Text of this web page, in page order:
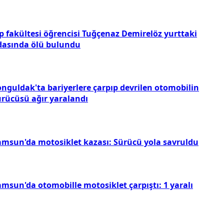
fakültesi öğrencisi Tuğçenaz Demirelöz yurttaki
ölü bulundu
bariyerlere çarpıp devrilen otomobilin
ağır yaralandı
motosiklet kazası: Sürücü yola savruldu
otomobille motosiklet çarpıştı: 1 yaralı